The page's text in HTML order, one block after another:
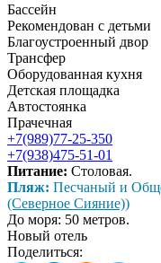
Бассейн
Рекомендован с детьми
Благоустроенный двор
Трансфер
Оборудованная кухня
Детская площадка
Автостоянка
Прачечная
+7(989)77-25-350
+7(938)475-51-01
Питание: Столовая.
Пляж: Песчаный и
(Северное Сияние))
До моря: 50 метров.
Новый отель
Поделиться: